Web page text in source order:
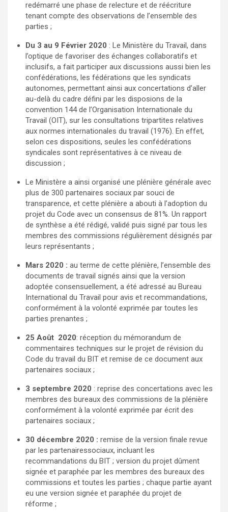
redémarré une phase de relecture et de réécriture
tenant compte des observations de l’ensemble des
parties ;
Du 3 au 9 Février 2020 : Le Ministère du Travail, dans
l’optique de favoriser des échanges collaboratifs et
inclusifs, a fait participer aux discussions aussi bien les
confédérations, les fédérations que les syndicats
autonomes, permettant ainsi aux concertations d’aller
au-delà du cadre défini par les disposions de la
convention 144 de l’Organisation Internationale du
Travail (OIT), sur les consultations tripartites relatives
aux normes internationales du travail (1976). En effet,
selon ces dispositions, seules les confédérations
syndicales sont représentatives à ce niveau de
discussion ;
Le Ministère a ainsi organisé une plénière générale avec
plus de 300 partenaires sociaux par souci de
transparence, et cette plénière a abouti à l’adoption du
projet du Code avec un consensus de 81%. Un rapport
de synthèse a été rédigé, validé puis signé par tous les
membres des commissions régulièrement désignés par
leurs représentants ;
Mars 2020 : au terme de cette plénière, l’ensemble des
documents de travail signés ainsi que la version
adoptée consensuellement, a été adressé au Bureau
International du Travail pour avis et recommandations,
conformément à la volonté exprimée par toutes les
parties prenantes ;
25 Août 2020: réception du mémorandum de
commentaires techniques sur le projet de révision du
Code du travail du BIT et remise de ce document aux
partenaires sociaux ;
3 septembre 2020 : reprise des concertations avec les
membres des bureaux des commissions de la plénière
conformément à la volonté exprimée par écrit des
partenaires sociaux ;
30 décembre 2020 : remise de la version finale revue
par les partenairessociaux, incluant les
recommandations du BIT ; version du projet dûment
signée et paraphée par les membres des bureaux des
commissions et toutes les parties ; chaque partie ayant
eu une version signée et paraphée du projet de
réforme ;